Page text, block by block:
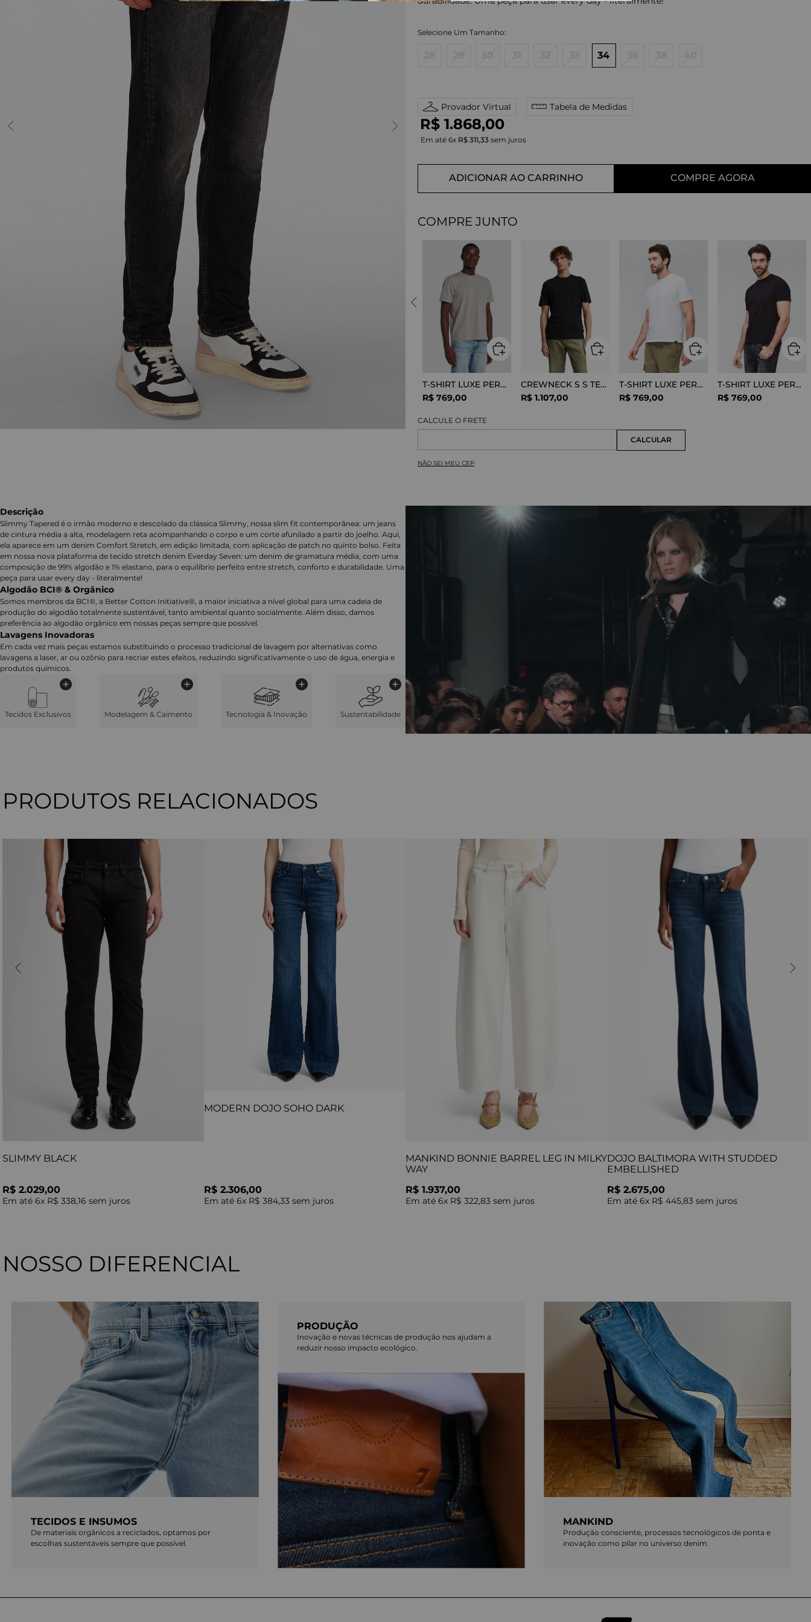
34
Provador Virtual Tabela de Medidas
R$ 1.868,00
Em até 6x R$ 311,33 sem juros
ADICIONAR AO CARRINHO COMPRE AGORA
COMPRE JUNTO
T-SHIRT LUXE PERFOR GREY MELANGE
R$ 769,00
CREWNECK S S TEE COTTON BLACK
R$ 1.107,00
T-SHIRT LUXE PERFORMANCE WHITE
R$ 769,00
T-SHIRT LUXE PERFORMANCE BLACK
R$ 769,00
NÃO SEI MEU CEP
Descrição
Slimmy Tapered é o irmão moderno e descolado da clássica Slimmy, nossa slim fit contemporânea: um jeans
de cintura média a alta, modelagem reta acompanhando o corpo e um corte afunilado a partir do joelho. Aqui,
ela aparece em um denim Comfort Stretch, em edição limitada, com aplicação de patch no quinto bolso. Feita
em nossa nova plataforma de tecido stretch denim Everday Seven: um denim de gramatura média, com uma
composição de 99% algodão e 1% elastano, para o equilíbrio perfeito entre stretch, conforto e durabilidade. Uma
peça para usar every day - literalmente!
Algodão BCI® & Orgânico
Somos membros da BCI®, a Better Cotton Initiative®, a maior iniciativa a nível global para uma cadeia de
produção do algodão totalmente sustentável, tanto ambiental quanto socialmente. Além disso, damos
preferência ao algodão orgânico em nossas peças sempre que possível.
Lavagens Inovadoras
Em cada vez mais peças estamos substituindo o processo tradicional de lavagem por alternativas como
lavagens a laser, ar ou ozônio para recriar estes efeitos, reduzindo significativamente o uso de água, energia e
produtos químicos.
Tecidos Exclusivos Modelagem & Caimento Tecnologia & Inovação Sustentabilidade
PRODUTOS RELACIONADOS
SLIMMY BLACK
R$ 2.029,00
Em até 6x R$ 338,16 sem juros
MODERN DOJO SOHO DARK
R$ 2.306,00
Em até 6x R$ 384,33 sem juros
MANKIND BONNIE BARREL LEG IN MILKY
WAY
R$ 1.937,00
Em até 6x R$ 322,83 sem juros
DOJO BALTIMORA WITH STUDDED
EMBELLISHED
R$ 2.675,00
Em até 6x R$ 445,83 sem juros
NOSSO DIFERENCIAL
TECIDOS E INSUMOS
De materiais orgânicos a reciclados, optamos por
escolhas sustentáveis sempre que possível.
PRODUÇÃO
Inovação e novas técnicas de produção nos ajudam a
reduzir nosso impacto ecológico.
MANKIND
Produção consciente, processos tecnológicos de ponta e
inovação como pilar no universo denim.